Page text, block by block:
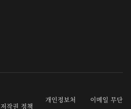
저작권 정책
개인정보처
이메일 무단